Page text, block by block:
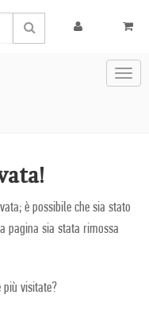
è possibile che sia stato
pagina sia stata rimossa
più visitate?